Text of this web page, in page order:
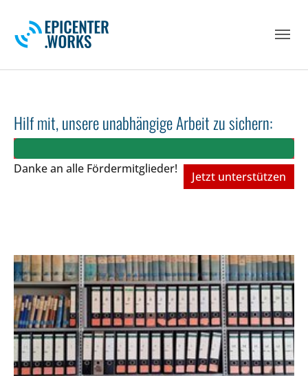
Hilf mit, unsere unabhängige Arbeit zu sichern:
Danke an alle Fördermitglieder!
Jetzt unterstützen